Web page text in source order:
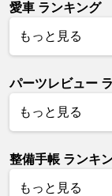
愛車 ランキング
もっと見る
パーツレビュー
もっと見る
整備手帳 ランキ
もっと見る